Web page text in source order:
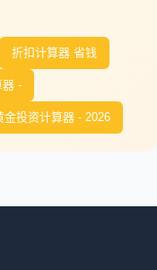
折扣计算器 省钱
器 -
金投资计算器 - 2026